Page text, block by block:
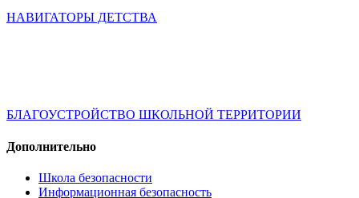
НАВИГАТОРЫ ДЕТСТВА
БЛАГОУСТРОЙСТВО ШКОЛЬНОЙ ТЕРРИТОРИИ
Дополнительно
Школа безопасности
Информационная безопасность